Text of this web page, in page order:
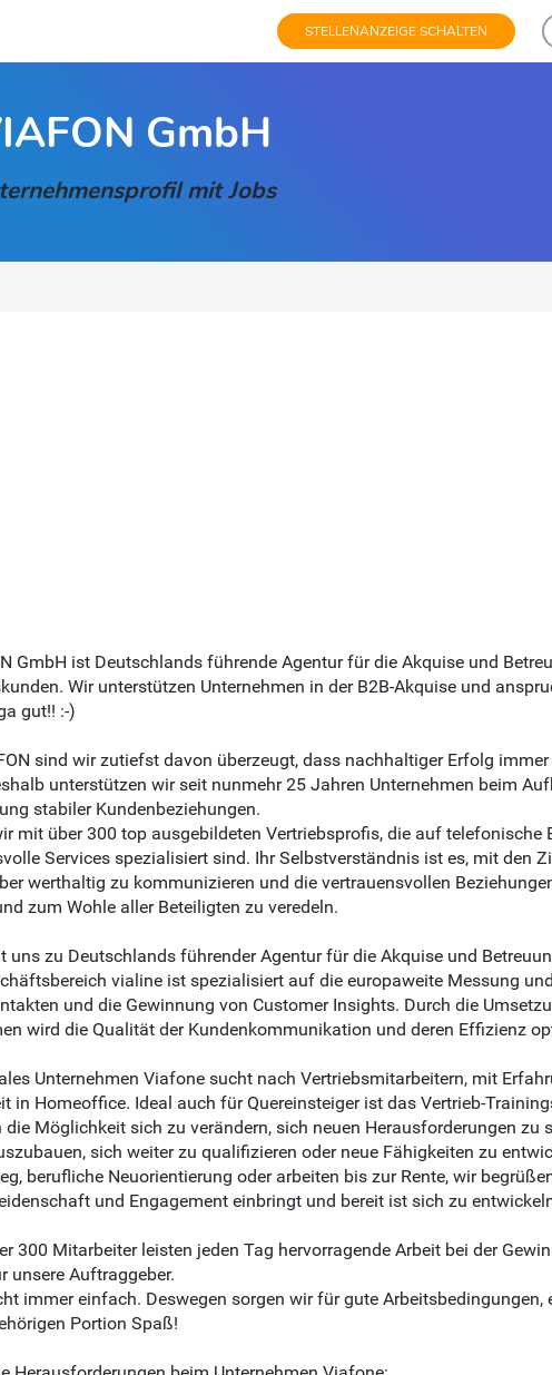
STELLENANZEIGE SCHALTEN
GmbH
mit Jobs
GmbH ist Deutschlands führende Agentur für die Akquise und
Wir unterstützen Unternehmen in der B2B-Akquise und
gut!! :-)
sind wir zutiefst davon überzeugt, dass nachhaltiger Erfolg
unterstützen wir seit nunmehr 25 Jahren Unternehmen beim
stabiler Kundenbeziehungen.
mit über 300 top ausgebildeten Vertriebsprofis, die auf telefonische
Services spezialisiert sind. Ihr Selbstverständnis ist es, mit den
werthaltig zu kommunizieren und die vertrauensvollen
zum Wohle aller Beteiligten zu veredeln.
uns zu Deutschlands führender Agentur für die Akquise und
vialine ist spezialisiert auf die europaweite Messung
und die Gewinnung von Customer Insights. Durch die
wird die Qualität der Kundenkommunikation und deren Effizienz
Unternehmen Viafone sucht nach Vertriebsmitarbeitern, mit
in Homeoffice. Ideal auch für Quereinsteiger ist das Vertrieb-
die Möglichkeit sich zu verändern, sich neuen Herausforderungen zu
sich weiter zu qualifizieren oder neue Fähigkeiten zu
berufliche Neuorientierung oder arbeiten bis zur Rente, wir
und Engagement einbringt und bereit ist sich zu
300 Mitarbeiter leisten jeden Tag hervorragende Arbeit bei der
unsere Auftraggeber.
immer einfach. Deswegen sorgen wir für gute Arbeitsbedingungen,
Portion Spaß!